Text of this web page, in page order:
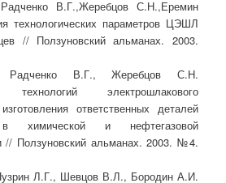
В.Г.,Жеребцов С.Н.,Еремин
технологических параметров ЦЭШЛ
// Ползуновский альманах. 2003.
В.Г., Жеребцов С.Н.
технологий электрошлакового
ответственных деталей
в химической и нефтегазовой
// Ползуновский альманах. 2003. №4.
Л.Г., Шевцов В.Л., Бородин А.И.